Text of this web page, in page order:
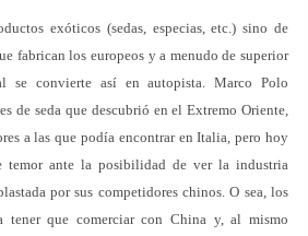
exóticos (sedas, especias, etc.) sino de
fabrican los europeos y a menudo de superior
se convierte así en autopista. Marco Polo
de seda que descubrió en el Extremo Oriente,
a las que podía encontrar en Italia, pero hoy
temor ante la posibilidad de ver la industria
por sus competidores chinos. O sea, los
tener que comerciar con China y, al mismo